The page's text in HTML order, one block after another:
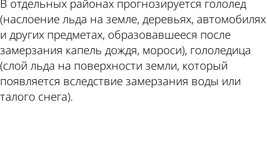
В отдельных районах прогнозируется гололед
(наслоение льда на земле, деревьях, автомобилях
и других предметах, образовавшееся после
замерзания капель дождя, мороси), гололедица
(слой льда на поверхности земли, который
появляется вследствие замерзания воды или
талого снега).